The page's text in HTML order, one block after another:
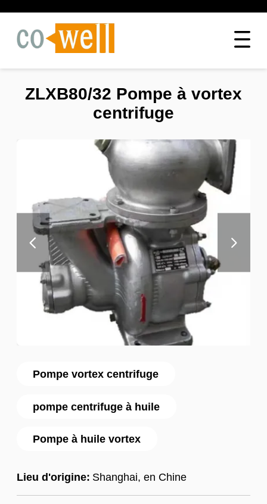
Pompe vortex centrifuge
pompe centrifuge à huile
Pompe à huile vortex
Lieu d'origine: Shanghai, en Chine
ZLXB80/32 Pompe à vortex
centrifuge